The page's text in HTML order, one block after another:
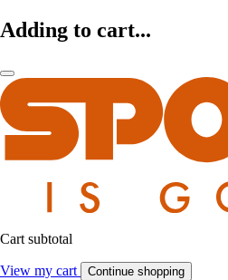
Adding to cart...
Cart subtotal
View my cart Continue shopping